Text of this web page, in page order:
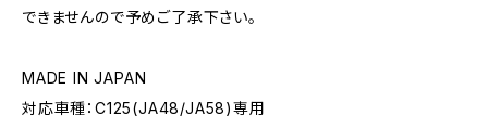
できませんので予めご了承下さい。
MADE IN JAPAN
対応車種：C125(JA48/JA58)専用